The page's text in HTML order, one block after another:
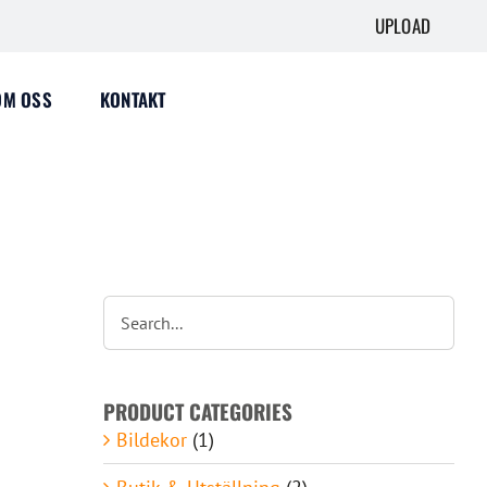
UPLOAD
OSS KONTAKT
PRODUCT CATEGORIES
Bildekor (1)